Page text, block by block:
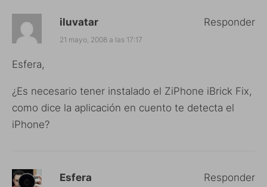
iluvatar
21 mayo, 2008 a las 17:17
Esfera,
¿Es necesario tener instalado el ZiPhone iBrick Fix,
como dice la aplicación en cuento te detecta el
iPhone?
Responder
Esfera Responder